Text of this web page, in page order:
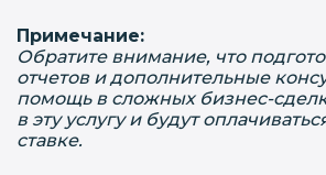
Примечание:
Обратите внимание, что
отчетов и дополнительные
помощь в сложных бизнес-
в эту услугу и будут
ставке.